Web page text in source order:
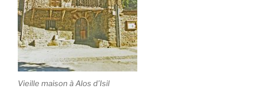
Vieille maison à Alos d’Isil